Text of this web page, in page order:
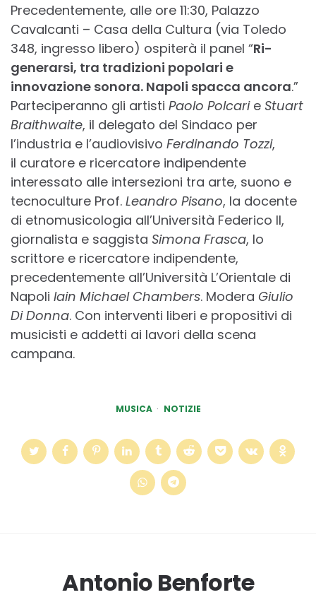
Precedentemente, alle ore 11:30, Palazzo
Cavalcanti – Casa della Cultura (via Toledo
348, ingresso libero) ospiterà il panel “Ri-
generarsi, tra tradizioni popolari e
innovazione sonora. Napoli spacca ancora.”
Parteciperanno gli artisti Paolo Polcarie Stuart
Braithwaite, il delegato del Sindaco per
l’industria e l’audiovisivo Ferdinando Tozzi,
il curatore e ricercatore indipendente
interessato alle intersezioni tra arte, suono e
tecnoculture Prof. Leandro Pisano, la docente
di etnomusicologia all’Università Federico II,
giornalista e saggista Simona Frasca, lo
scrittore e ricercatore indipendente,
precedentemente all’Università L’Orientale di
Napoli Iain Michael Chambers. Modera Giulio
Di Donna. Con interventi liberi e propositivi di
musicisti e addetti ai lavori della scena
campana.
MUSICA NOTIZIE
Antonio Benforte